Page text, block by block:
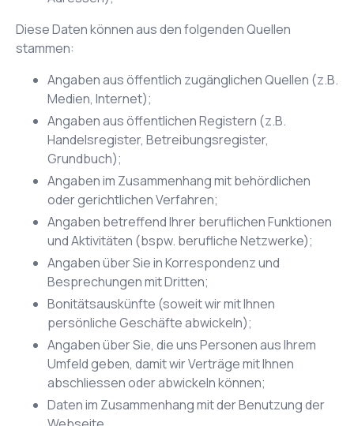
Diese Daten können aus den folgenden Quellen
stammen:
Angaben aus öffentlich zugänglichen Quellen (z.B.
Medien, Internet);
Angaben aus öffentlichen Registern (z.B.
Handelsregister, Betreibungsregister,
Grundbuch);
Angaben im Zusammenhang mit behördlichen
oder gerichtlichen Verfahren;
Angaben betreffend Ihrer beruflichen Funktionen
und Aktivitäten (bspw. berufliche Netzwerke);
Angaben über Sie in Korrespondenz und
Besprechungen mit Dritten;
Bonitätsauskünfte (soweit wir mit Ihnen
persönliche Geschäfte abwickeln);
Angaben über Sie, die uns Personen aus Ihrem
Umfeld geben, damit wir Verträge mit Ihnen
abschliessen oder abwickeln können;
Daten im Zusammenhang mit der Benutzung der